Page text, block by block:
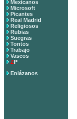
Mexicanos
Microsoft
Picantes
Real Madrid
Religiosos
Rubias
Suegras
Tontos
Trabajo
Vascos
ZP
Enlázanos